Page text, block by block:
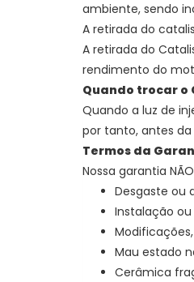
ambiente, sendo
A retirada do
A retirada do
rendimento do
Quando trocar o
Quando a luz de
por tanto, antes
Termos da
Nossa garantia
Desgaste ou
Instalação
Mau estado
Cerâmica